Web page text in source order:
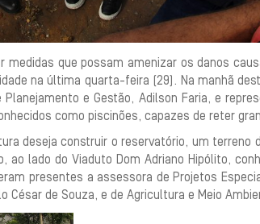
medidas que possam amenizar os danos
na última quarta-feira (29). Na manhã
e Gestão, Adilson Faria, e
como piscinões, capazes de reter
deseja construir o reservatório, um terreno
ao lado do Viaduto Dom Adriano Hipólito,
presentes a assessora de Projetos
de Souza, e de Agricultura e Meio